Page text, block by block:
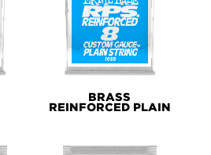
BRASS
REINFORCED PLAIN